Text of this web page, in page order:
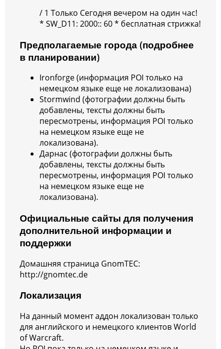
/ 1 Только Сегодня вечером на один час!
* SW_D11: 2000:: 60 * бесплатная стрижка!
Предполагаемые города (подробнее
в планировании)
Ironforge (информация POI только на
немецком языке еще не локализована)
Stormwind (фотографии должны быть
добавлены, тексты должны быть
пересмотрены, информация POI только
на немецком языке еще не
локализована).
Дарнас (фотографии должны быть
добавлены, тексты должны быть
пересмотрены, информация POI только
на немецком языке еще не
локализована).
Официальные сайты для получения
дополнительной информации и
поддержки
Домашняя страница GnomTEC:
http://gnomtec.de
Локализация
На данный момент аддон локализован только
для английского и немецкого клиентов World
of Warcraft.